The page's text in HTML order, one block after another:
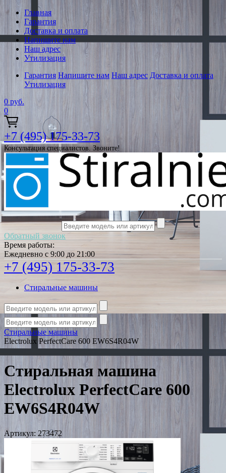
Главная
Гарантия
Доставка и оплата
Напишите нам
Наш адрес
Утилизация
Гарантия Напишите нам Наш адрес Доставка и оплата
Утилизация
0 руб.
0
+7 (495) 175-33-73
Консультация специалистов. Звоните!
Обратный звонок
Время работы:
Ежедневно с 9:00 до 21:00
+7 (495) 175-33-73
Стиральные машины
Стиральные машины
Electrolux PerfectCare 600 EW6S4R04W
Стиральная машина
Electrolux PerfectCare 600
EW6S4R04W
Артикул: 273472